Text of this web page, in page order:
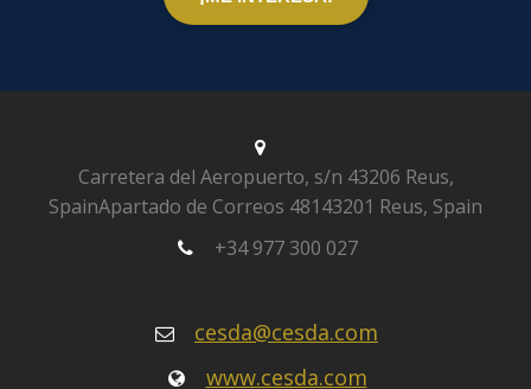
Carretera del Aeropuerto, s/n 43206 Reus,
SpainApartado de Correos 48143201 Reus, Spain
+34 977 300 027
cesda@cesda.com
www.cesda.com